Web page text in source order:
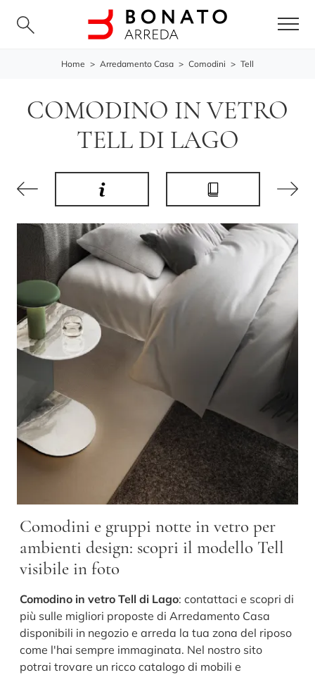
Home > Arredamento Casa > Comodini > Tell
COMODINO IN VETRO
TELL DI LAGO
Comodini e gruppi notte in vetro per
ambienti design: scopri il modello Tell
visibile in foto
Comodino in vetro Tell di Lago: contattaci e scopri di
più sulle migliori proposte di Arredamento Casa
disponibili in negozio e arreda la tua zona del riposo
come l'hai sempre immaginata. Nel nostro sito
potrai trovare un ricco catalogo di mobili e